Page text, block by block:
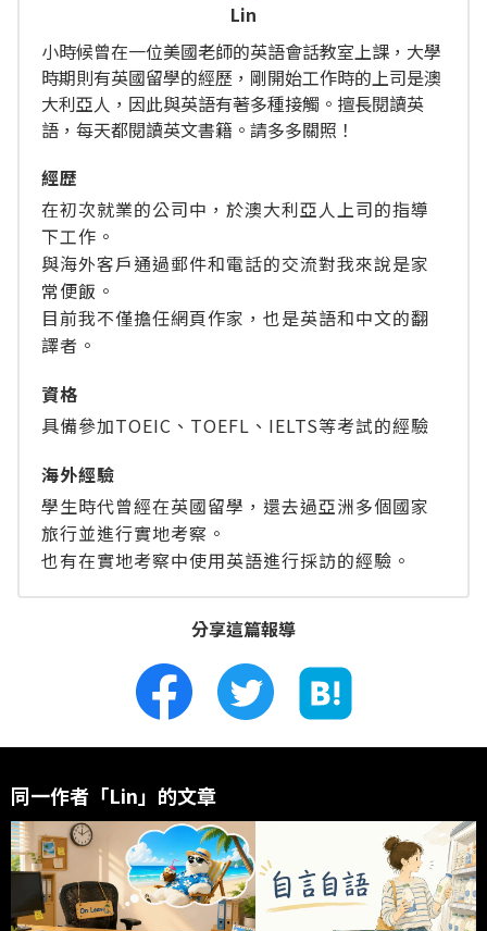
Lin
小時候曾在一位美國老師的英語會話教室上課，大學
時期則有英國留學的經歷，剛開始工作時的上司是澳
大利亞人，因此與英語有著多種接觸。擅長閱讀英
語，每天都閱讀英文書籍。請多多關照！
經歴
在初次就業的公司中，於澳大利亞人上司的指導
下工作。
與海外客戶通過郵件和電話的交流對我來說是家
常便飯。
目前我不僅擔任網頁作家，也是英語和中文的翻
譯者。
資格
具備參加TOEIC、TOEFL、IELTS等考試的經驗
海外經驗
學生時代曾經在英國留學，還去過亞洲多個國家
旅行並進行實地考察。
也有在實地考察中使用英語進行採訪的經驗。
分享這篇報導
同一作者「Lin」的文章